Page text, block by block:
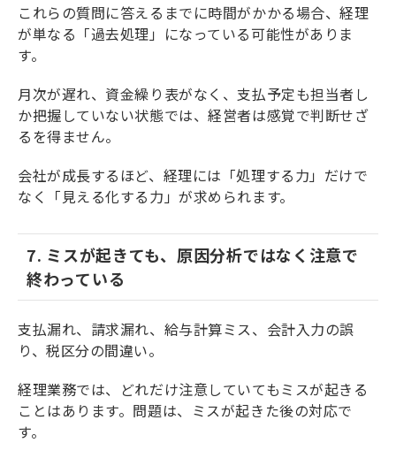
これらの質問に答えるまでに時間がかかる場合、経理
が単なる「過去処理」になっている可能性がありま
す。
月次が遅れ、資金繰り表がなく、支払予定も担当者し
か把握していない状態では、経営者は感覚で判断せざ
るを得ません。
会社が成長するほど、経理には「処理する力」だけで
なく「見える化する力」が求められます。
7. ミスが起きても、原因分析ではなく注意で
終わっている
支払漏れ、請求漏れ、給与計算ミス、会計入力の誤
り、税区分の間違い。
経理業務では、どれだけ注意していてもミスが起きる
ことはあります。問題は、ミスが起きた後の対応で
す。